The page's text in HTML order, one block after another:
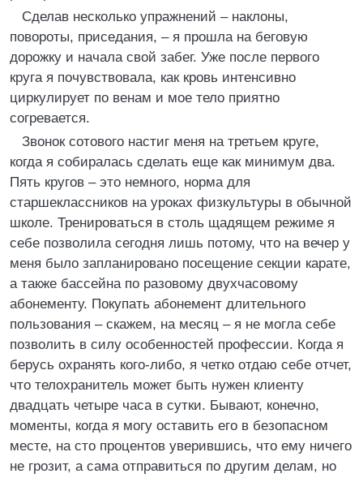
Сделав несколько упражнений – наклоны,
повороты, приседания, – я прошла на беговую
дорожку и начала свой забег. Уже после первого
круга я почувствовала, как кровь интенсивно
циркулирует по венам и мое тело приятно
согревается.
Звонок сотового настиг меня на третьем круге,
когда я собиралась сделать еще как минимум два.
Пять кругов – это немного, норма для
старшеклассников на уроках физкультуры в обычной
школе. Тренироваться в столь щадящем режиме я
себе позволила сегодня лишь потому, что на вечер у
меня было запланировано посещение секции карате,
а также бассейна по разовому двухчасовому
абонементу. Покупать абонемент длительного
пользования – скажем, на месяц – я не могла себе
позволить в силу особенностей профессии. Когда я
берусь охранять кого-либо, я четко отдаю себе отчет,
что телохранитель может быть нужен клиенту
двадцать четыре часа в сутки. Бывают, конечно,
моменты, когда я могу оставить его в безопасном
месте, на сто процентов уверившись, что ему ничего
не грозит, а сама отправиться по другим делам, но